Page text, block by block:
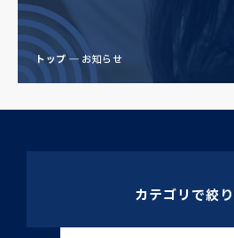
トップ お知らせ
カテゴリで絞